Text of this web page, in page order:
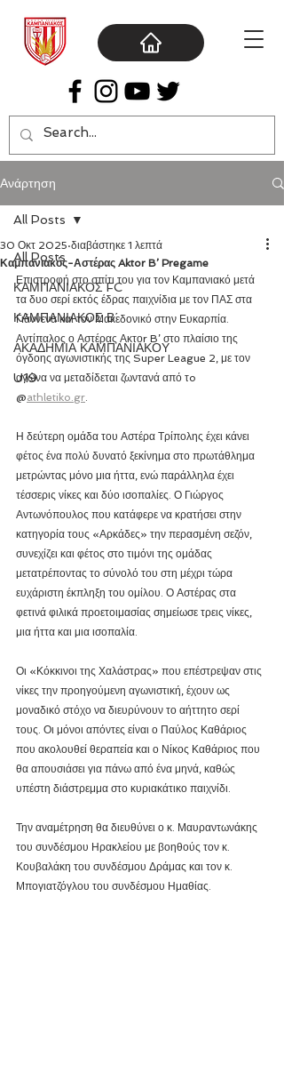
Ανάρτηση
All Posts
ΚΑΜΠΑΝΙΑΚΟΣ FC
ΚΑΜΠΑΝΙΑΚΟΣ Β΄
ΑΚΑΔΗΜΙΑ ΚΑΜΠΑΝΙΑΚΟΥ
U19
All Posts
Καμπανιακός-Αστέρας Aktor B’ Pregame
30 Οκτ 2025 διαβάστηκε 1 λεπτά
Επιστροφή στο σπίτι του για τον Καμπανιακό μετά
τα δυο σερί εκτός έδρας παιχνίδια με τον ΠΑΣ στα
Γιάννενα και τον Μακεδονικό στην Ευκαρπία.
Αντίπαλος ο Αστέρας Ακτοr B’ στο πλαίσιο της
όγδοης αγωνιστικής της Super League 2, με τον
αγώνα να μεταδίδεται ζωντανά από τo
@athletiko.gr.
Η δεύτερη ομάδα του Αστέρα Τρίπολης έχει κάνει
φέτος ένα πολύ δυνατό ξεκίνημα στο πρωτάθλημα
μετρώντας μόνο μια ήττα, ενώ παράλληλα έχει
τέσσερις νίκες και δύο ισοπαλίες. Ο Γιώργος
Αντωνόπουλος που κατάφερε να κρατήσει στην
κατηγορία τους «Αρκάδες» την περασμένη σεζόν,
συνεχίζει και φέτος στο τιμόνι της ομάδας
μετατρέποντας το σύνολό του στη μέχρι τώρα
ευχάριστη έκπληξη του ομίλου. Ο Αστέρας στα
φετινά φιλικά προετοιμασίας σημείωσε τρεις νίκες,
μια ήττα και μια ισοπαλία.
Οι «Κόκκινοι της Χαλάστρας» που επέστρεψαν στις
νίκες την προηγούμενη αγωνιστική, έχουν ως
μοναδικό στόχο να διευρύνουν το αήττητο σερί
τους. Οι μόνοι απόντες είναι ο Παύλος Καθάριος
που ακολουθεί θεραπεία και ο Νίκος Καθάριος που
θα απουσιάσει για πάνω από ένα μηνά, καθώς
υπέστη διάστρεμμα στο κυριακάτικο παιχνίδι.
Την αναμέτρηση θα διευθύνει ο κ. Μαυραντωνάκης
του συνδέσμου Ηρακλείου με βοηθούς τον κ.
Κουβαλάκη του συνδέσμου Δράμας και τον κ.
Μπογιατζόγλου του συνδέσμου Ημαθίας.